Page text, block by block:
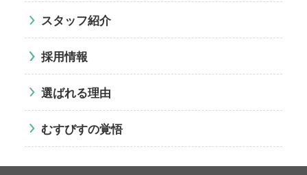
スタッフ紹介
採用情報
選ばれる理由
むすびすの覚悟